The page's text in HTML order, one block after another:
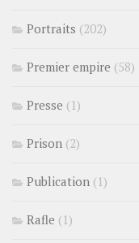
Portraits (202)
Premier empire (58)
Presse (1)
Prison (2)
Publication (1)
Rafle (1)